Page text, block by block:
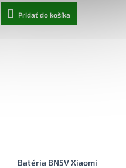
Pridať do košíka
Batéria BN5V Xiaomi